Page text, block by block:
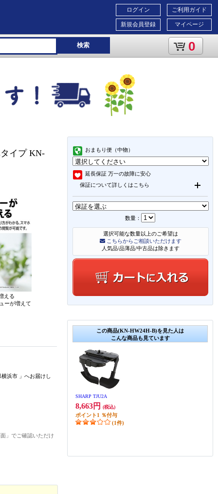
ご利用ガイド
マイページ
ログイン
新規会員登録
検索 0
おまもり便（中物）
延長保証 万一の故障に安心
保証について詳しくはこちら
数量：
選択可能な数量以上のご希望は
こちらからご相談いただけます
人気品/品薄品/中古品は除きます
この商品(KN-HW24H-B)を見た人は
こんな商品も見ています
SHARP TJU2A
8,663円 (税込)
ポイント 1 ％付与
(1件)
イプ KN-
える
ーが増えて
横浜市 」 へお届けし
」でご確認いただけ